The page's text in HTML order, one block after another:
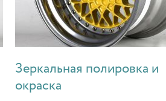
Зеркальная полировка и
окраска